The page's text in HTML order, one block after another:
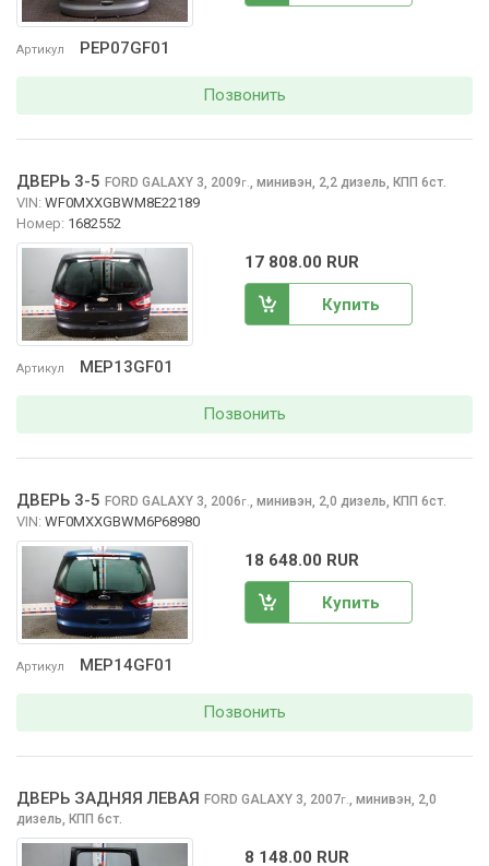
Артикул PEP07GF01
Позвонить
Артикул MEP13GF01
ДВЕРЬ 3-5 FORD GALAXY 3, 2009г., минивэн, 2,2 дизель, КПП 6ст.
VIN: WF0MXXGBWM8E22189
Номер: 1682552
17 808.00 RUR
Купить
Позвонить
Артикул MEP14GF01
ДВЕРЬ 3-5 FORD GALAXY 3, 2006г., минивэн, 2,0 дизель, КПП 6ст.
VIN: WF0MXXGBWM6P68980
18 648.00 RUR
Купить
Позвонить
ДВЕРЬ ЗАДНЯЯ ЛЕВАЯ FORD GALAXY 3, 2007г., минивэн, 2,0
дизель, КПП 6ст.
8 148.00 RUR